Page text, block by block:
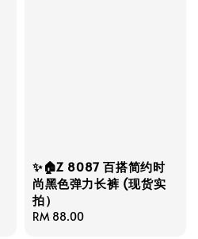
✨🏠Z 8087 百搭简约时
尚黑色弹力长裤 (现货实
拍）
Regular
RM 88.00